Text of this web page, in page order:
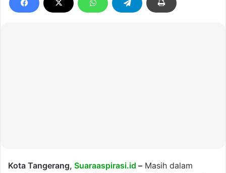
Kota Tangerang, Suaraaspirasi.id – Masih dalam